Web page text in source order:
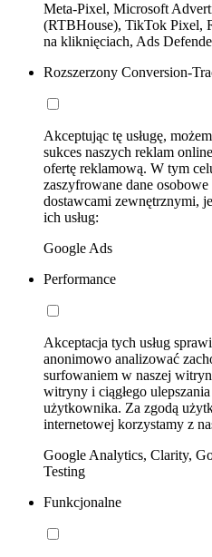
Meta-Pixel, Microsoft
(RTBHouse), TikTok Pixel,
na kliknięciach, Ads
Rozszerzony Conversion-
Akceptując tę usługę,
sukces naszych reklam
ofertę reklamową. W tym
zaszyfrowane dane
dostawcami zewnętrznymi,
ich usług:
Google Ads
Performance
Akceptacja tych usług
anonimowo analizować
surfowaniem w naszej
witryny i ciągłego
użytkownika. Za zgodą
internetowej korzystamy z
Google Analytics, Clarity,
Testing
Funkcjonalne